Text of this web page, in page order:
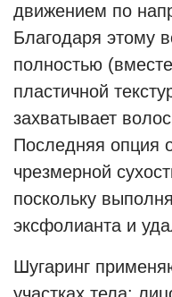
движением по
Благодаря этому
полностью
пластичной
захватывает
Последняя опция
чрезмерной
поскольку
эксфолианта и
Шугаринг